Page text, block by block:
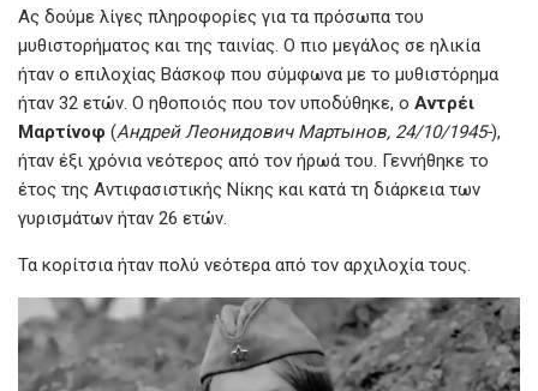
Ας δούμε λίγες πληροφορίες για τα πρόσωπα του
μυθιστορήματος και της ταινίας. Ο πιο μεγάλος σε ηλικία
ήταν ο επιλοχίας Βάσκοφ που σύμφωνα με το μυθιστόρημα
ήταν 32 ετών. Ο ηθοποιός που τον υποδύθηκε, ο Αντρέι
Μαρτίνοφ (Андрей Леонидович Мартынов, 24/10/1945-),
ήταν έξι χρόνια νεότερος από τον ήρωά του. Γεννήθηκε το
έτος της Αντιφασιστικής Νίκης και κατά τη διάρκεια των
γυρισμάτων ήταν 26 ετών.
Τα κορίτσια ήταν πολύ νεότερα από τον αρχιλοχία τους.